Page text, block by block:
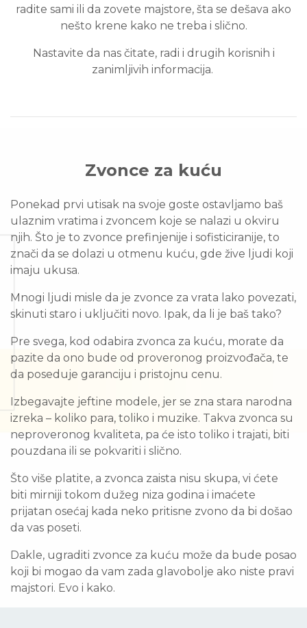
radite sami ili da zovete majstore, šta se dešava ako
nešto krene kako ne treba i slično.
Nastavite da nas čitate, radi i drugih korisnih i
zanimljivih informacija.
Zvonce za kuću
Ponekad prvi utisak na svoje goste ostavljamo baš
ulaznim vratima i zvoncem koje se nalazi u okviru
njih. Što je to zvonce prefinjenije i sofisticiranije, to
znači da se dolazi u otmenu kuću, gde žive ljudi koji
imaju ukusa.
Mnogi ljudi misle da je zvonce za vrata lako povezati,
skinuti staro i uključiti novo. Ipak, da li je baš tako?
Pre svega, kod odabira zvonca za kuću, morate da
pazite da ono bude od proveronog proizvođača, te
da poseduje garanciju i pristojnu cenu.
Izbegavajte jeftine modele, jer se zna stara narodna
izreka – koliko para, toliko i muzike. Takva zvonca su
neproveronog kvaliteta, pa će isto toliko i trajati, biti
pouzdana ili se pokvariti i slično.
Što više platite, a zvonca zaista nisu skupa, vi ćete
biti mirniji tokom dužeg niza godina i imaćete
prijatan osećaj kada neko pritisne zvono da bi došao
da vas poseti.
Dakle, ugraditi zvonce za kuću može da bude posao
koji bi mogao da vam zada glavobolje ako niste pravi
majstori. Evo i kako.